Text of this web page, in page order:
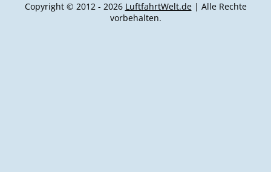
Copyright © 2012 - 2026 LuftfahrtWelt.de| Alle Rechte
vorbehalten.